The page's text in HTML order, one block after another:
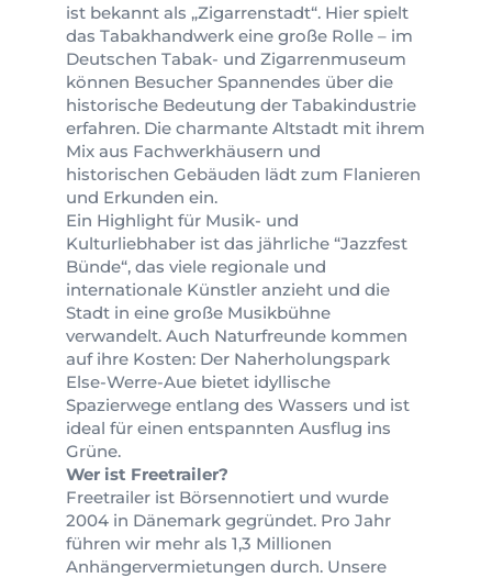
ist bekannt als „Zigarrenstadt“. Hier spielt
das Tabakhandwerk eine große Rolle – im
Deutschen Tabak- und Zigarrenmuseum
können Besucher Spannendes über die
historische Bedeutung der Tabakindustrie
erfahren. Die charmante Altstadt mit ihrem
Mix aus Fachwerkhäusern und
historischen Gebäuden lädt zum Flanieren
und Erkunden ein.
Ein Highlight für Musik- und
Kulturliebhaber ist das jährliche “Jazzfest
Bünde“, das viele regionale und
internationale Künstler anzieht und die
Stadt in eine große Musikbühne
verwandelt. Auch Naturfreunde kommen
auf ihre Kosten: Der Naherholungspark
Else-Werre-Aue bietet idyllische
Spazierwege entlang des Wassers und ist
ideal für einen entspannten Ausflug ins
Grüne.
Wer ist Freetrailer?
Freetrailer ist Börsennotiert und wurde
2004 in Dänemark gegründet. Pro Jahr
führen wir mehr als 1,3 Millionen
Anhängervermietungen durch. Unsere